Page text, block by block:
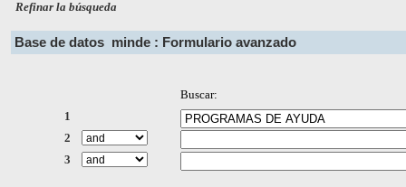
Refinar la búsqueda
Base de datos minde : Formulario avanzado
Buscar:
1
2
3